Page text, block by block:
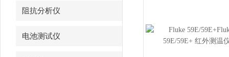
阻抗分析仪
电池测试仪